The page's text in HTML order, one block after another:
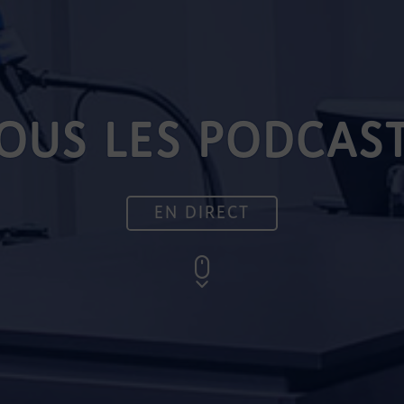
LES
EN DIRECT